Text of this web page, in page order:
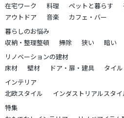
在宅ワーク
料理 ペットと暮らす
アウトドア
音楽
カフェ・バー
暮らしのお悩み
収納・整理整頓
掃除 狭い 暗い
リノベーションの建材
床材
壁材 ドア・扉・建具 タイル
インテリア
北欧スタイル
インダストリアルスタイ
特集